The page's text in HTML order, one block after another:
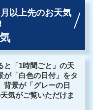
月以上先のお天気
と「1時間ごと」の天
が「白色の日付」をタ
背景が「グレーの日
気がご覧いただけま